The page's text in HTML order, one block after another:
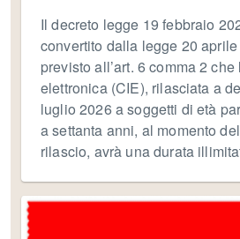
Il decreto legge 19 febbraio
convertito dalla legge 20
previsto all’art. 6 comma 2
elettronica (CIE), rilasciata a
luglio 2026 a soggetti di età
a settanta anni, al momento
rilascio, avrà una durata